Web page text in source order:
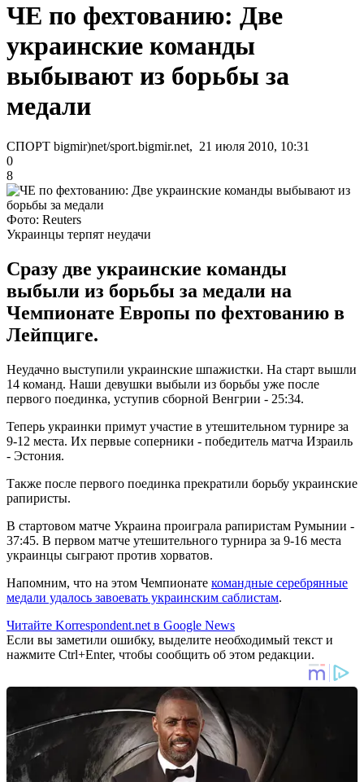
ЧЕ по фехтованию: Две
украинские команды
выбывают из борьбы за
медали
СПОРТ bigmir)net/sport.bigmir.net, 21 июля 2010, 10:31
0
8
Фото: Reuters
Украинцы терпят неудачи
Сразу две украинские команды
выбыли из борьбы за медали на
Чемпионате Европы по фехтованию в
Лейпциге.
Неудачно выступили украинские шпажистки. На старт вышли
14 команд. Наши девушки выбыли из борьбы уже после
первого поединка, уступив сборной Венгрии - 25:34.
Теперь украинки примут участие в утешительном турнире за
9-12 места. Их первые соперники - победитель матча Израиль
- Эстония.
Также после первого поединка прекратили борьбу украинские
рапиристы.
В стартовом матче Украина проиграла рапиристам Румынии -
37:45. В первом матче утешительного турнира за 9-16 места
украинцы сыграют против хорватов.
Напомним, что на этом Чемпионате командные серебрянные
медали удалось завоевать украинским саблистам.
Читайте Korrespondent.net в Google News
Если вы заметили ошибку, выделите необходимый текст и
нажмите Ctrl+Enter, чтобы сообщить об этом редакции.